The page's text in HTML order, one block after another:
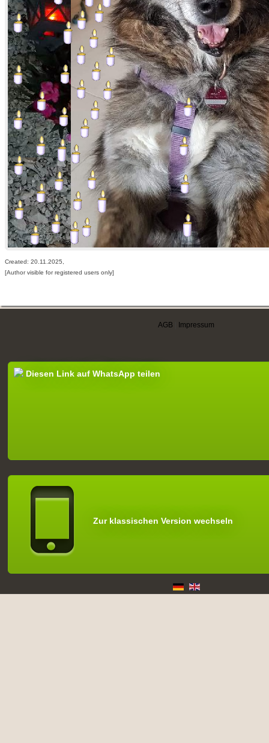
Created: 20.11.2025,
[Author visible for registered users only]
AGB Impressum
Diesen Link auf WhatsApp teilen
Zur klassischen Version wechseln